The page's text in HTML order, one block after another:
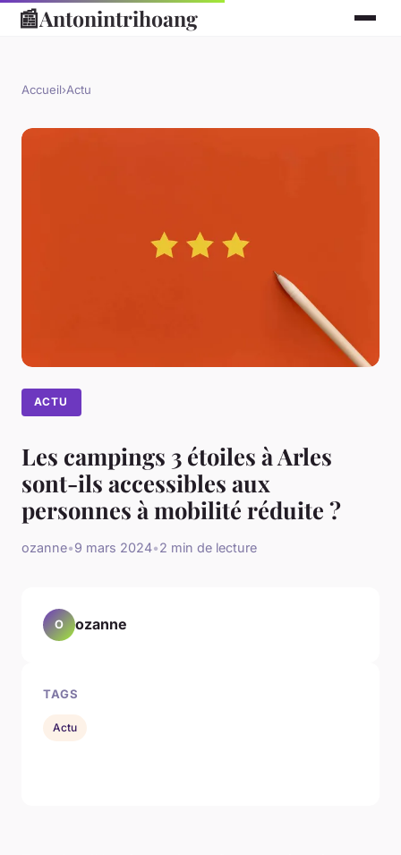
📰Antonintrihoang
Accueil›Actu
ACTU
Les campings 3 étoiles à Arles
sont-ils accessibles aux
personnes à mobilité réduite ?
ozanne•9 mars 2024•2 min de lecture
O ozanne
TAGS
Actu